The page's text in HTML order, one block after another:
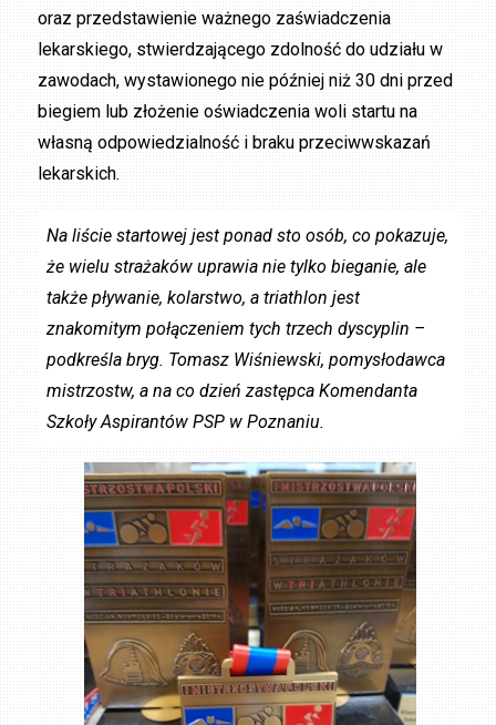
oraz przedstawienie ważnego zaświadczenia
lekarskiego, stwierdzającego zdolność do udziału w
zawodach, wystawionego nie później niż 30 dni przed
biegiem lub złożenie oświadczenia woli startu na
własną odpowiedzialność i braku przeciwwskazań
lekarskich.
Na liście startowej jest ponad sto osób, co pokazuje,
że wielu strażaków uprawia nie tylko bieganie, ale
także pływanie, kolarstwo, a triathlon jest
znakomitym połączeniem tych trzech dyscyplin –
podkreśla bryg. Tomasz Wiśniewski, pomysłodawca
mistrzostw, a na co dzień zastępca Komendanta
Szkoły Aspirantów PSP w Poznaniu.